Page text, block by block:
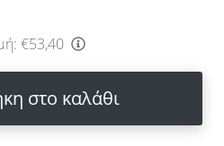
€53,40
στο καλάθι